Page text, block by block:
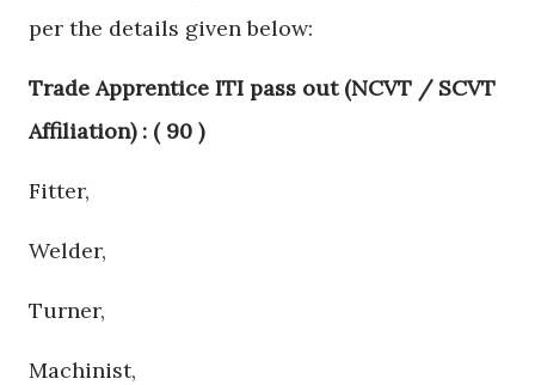
per the details given below:
Trade Apprentice ITI pass out (NCVT / SCVT
Affiliation) : ( 90 )
Fitter,
Welder,
Turner,
Machinist,